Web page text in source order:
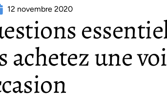
12 novembre 2020
achetez une